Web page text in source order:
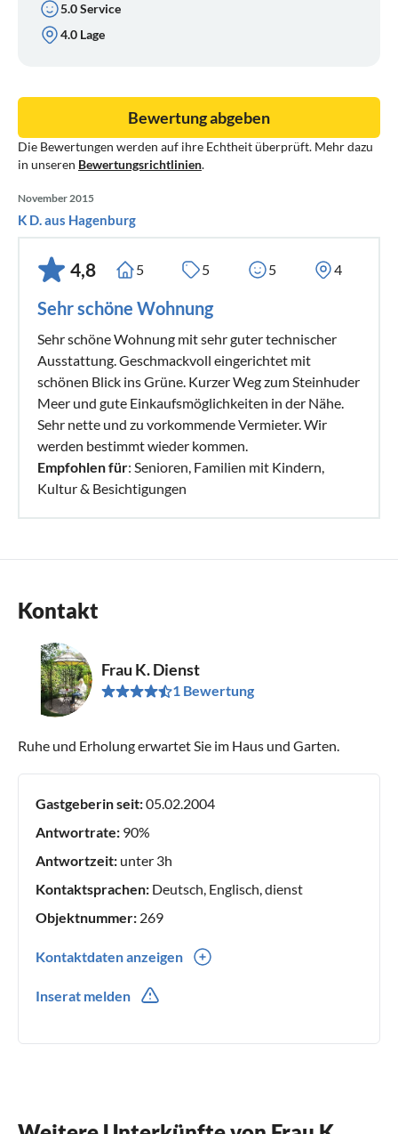
5.0 Service
4.0 Lage
Die Bewertungen werden auf ihre Echtheit überprüft. Mehr dazu
in unseren Bewertungsrichtlinien.
Bewertung abgeben
November 2015
K D. aus Hagenburg
4,8 5 5 5 4
Sehr schöne Wohnung
Sehr schöne Wohnung mit sehr guter technischer
Ausstattung. Geschmackvoll eingerichtet mit
schönen Blick ins Grüne. Kurzer Weg zum Steinhuder
Meer und gute Einkaufsmöglichkeiten in der Nähe.
Sehr nette und zu vorkommende Vermieter. Wir
werden bestimmt wieder kommen.
Empfohlen für: Senioren, Familien mit Kindern,
Kultur & Besichtigungen
Kontakt
Frau K. Dienst
1 Bewertung
Ruhe und Erholung erwartet Sie im Haus und Garten.
Gastgeberin seit:05.02.2004
Antwortrate: 90%
Antwortzeit: unter 3h
Kontaktsprachen: Deutsch, Englisch, dienst
Objektnummer: 269
Kontaktdaten anzeigen
Inserat melden